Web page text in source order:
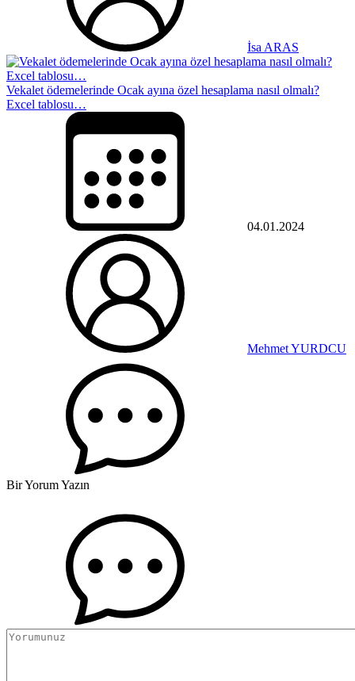
İsa ARAS
Vekalet ödemelerinde Ocak ayına özel hesaplama nasıl olmalı?
Excel tablosu…
04.01.2024
Mehmet YURDCU
Bir Yorum Yazın